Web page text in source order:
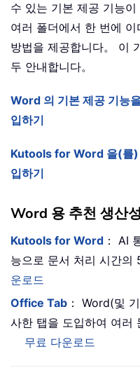
수 있는 기본 제공 기능이
여러 폴더에서 한 번에
방법을 제공합니다。 이
두 안내합니다。
Word 의 기본 제공 기능
입하기
Kutools for Word 을(를)
입하기
Word 용 추천 생산
Kutools for Word ： AI
능으로 문서 처리 시간의
운로드
Office Tab ： Word(및
사한 탭을 도입하여 여러
무료 다운로드